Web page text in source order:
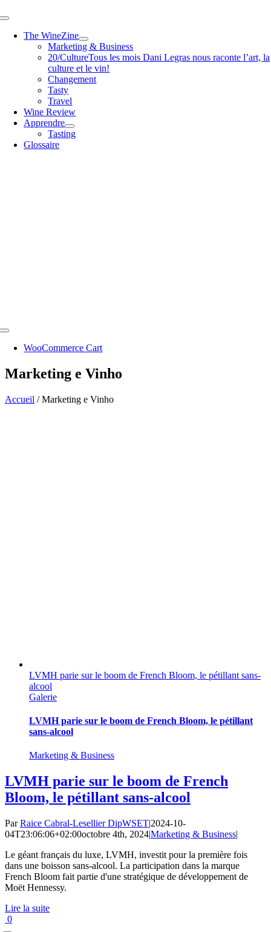
Passer
contenu
Toggle
NavigationThe WineZine
Marketing & Business
20/CultureTous les mois Dani Legras nous raconte l’art, la
culture et le vin!
Changement
Tasty
Travel
Wine Review
Apprendre
Tasting
Glossaire
Toggle
NavigationWooCommerce Cart
Marketing e Vinho
Accueil /Marketing e Vinho
LVMH parie sur le boom de French Bloom, le pétillant sans-
alcool
Galerie
LVMH parie sur le boom de French Bloom, le pétillant
sans-alcool
Marketing & Business
LVMH parie sur le boom de French
Bloom, le pétillant sans-alcool
ParRaice Cabral-Lesellier DipWSET|2024-10-
04T23:06:06+02:00octobre 4th, 2024|Marketing & Business|
Le géant français du luxe, LVMH, investit pour la première fois
dans une boisson sans-alcool. La participation dans la marque
French Bloom fait partie d'une stratégique de développement de
Moët Hennessy.
Lire la suite
0